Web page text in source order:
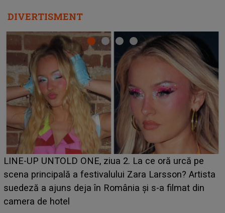
DIVERTISMENT
Ce a dezvăluit noua concurentă din "Casa Iubirii" l-a
luat prin surprindere pe Emanuel. CINE ESTE
BĂIATUL VIZAT de Alexandra?! Aflându-se în fața
faptului împlinit, A RECUNOSCUT IMEDIAT: "Am